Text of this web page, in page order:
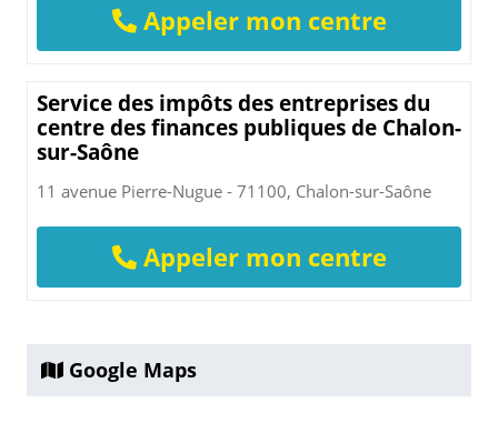
Appeler mon centre
Service des impôts des entreprises du
centre des finances publiques de Chalon-
sur-Saône
11 avenue Pierre-Nugue - 71100, Chalon-sur-Saône
Appeler mon centre
Google Maps